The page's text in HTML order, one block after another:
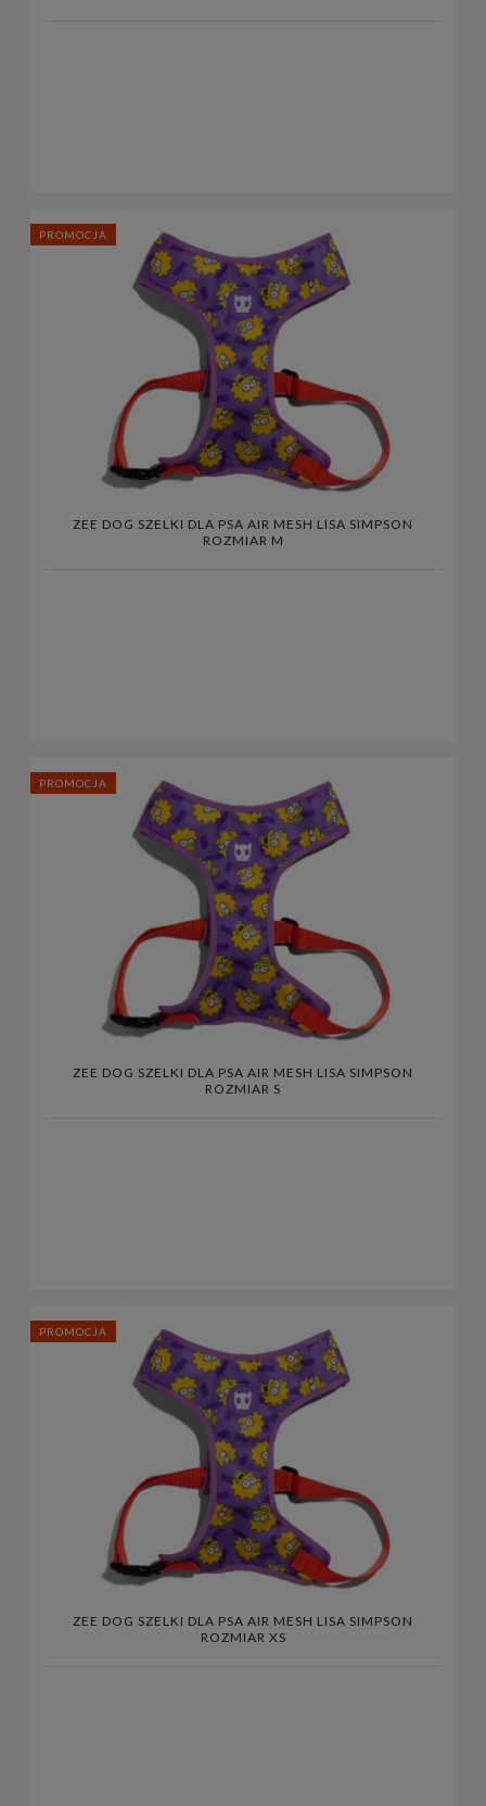
ZEE DOG SZELKI DLA PSA AIR MESH LISA SIMPSON
ROZMIAR M
PROMOCJA
ZEE DOG SZELKI DLA PSA AIR MESH LISA SIMPSON
ROZMIAR S
PROMOCJA
ZEE DOG SZELKI DLA PSA AIR MESH LISA SIMPSON
ROZMIAR XS
PROMOCJA